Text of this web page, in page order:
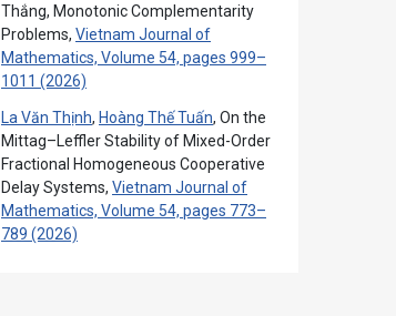
Thắng, Monotonic Complementarity
Problems, Vietnam Journal of
Mathematics, Volume 54, pages 999–
1011 (2026)
La Văn Thịnh, Hoàng Thế Tuấn, On the
Mittag–Leffler Stability of Mixed-Order
Fractional Homogeneous Cooperative
Delay Systems, Vietnam Journal of
Mathematics, Volume 54, pages 773–
789 (2026)